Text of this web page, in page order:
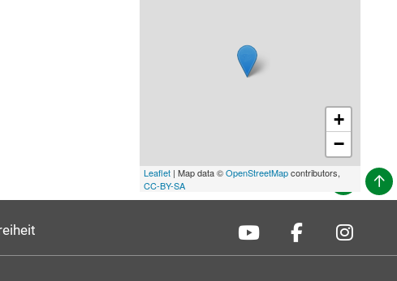
+
−
Leaflet| Map data ©OpenStreetMapcontributors,
CC-BY-SA